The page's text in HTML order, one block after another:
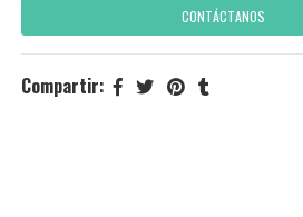
CONTÁCTANOS
Compartir: